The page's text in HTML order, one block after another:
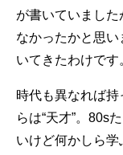
が書いていました
なかったかと思
いてきたわけです
時代も異なれば
らは“天才”。80s
いけど何かしら